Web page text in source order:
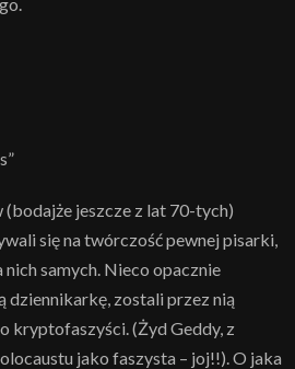
jeszcze z lat 70-tych)
się na twórczość pewnej pisarki,
samych. Nieco opacznie
dziennikarkę, zostali przez nią
kryptofaszyści. (Żyd Geddy, z
jako faszysta – joj!!). O jaka